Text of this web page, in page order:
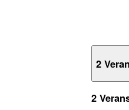
2
2